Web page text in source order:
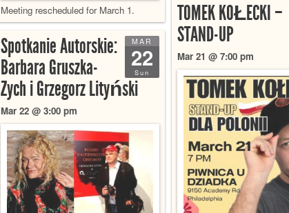
Meeting rescheduled for March 1.
TOMEK KOŁECKI –
STAND-UP
Mar 21 @ 7:00 pm
MAR
22
Sun
Spotkanie Autorskie:
Barbara Gruszka-
Zych i Grzegorz Lityński
Mar 22 @ 3:00 pm